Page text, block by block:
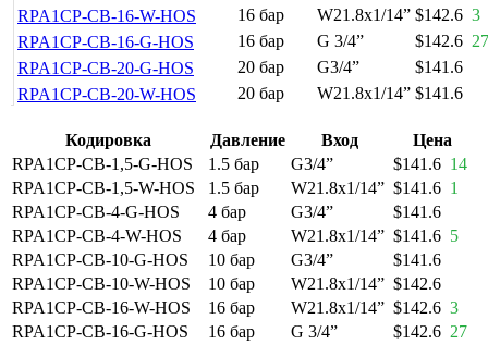
RPA1CP-CB-16-W-HOS
16 бар W21.8x1/14” $142.6 3
RPA1CP-CB-16-G-HOS
16 бар G 3/4” $142.6 27
RPA1CP-CB-20-G-HOS
20 бар G3/4”
$141.6
RPA1CP-CB-20-W-HOS
20 бар W21.8x1/14” $141.6
Кодировка Давление Вход
Цена
RPA1CP-CB-1,5-G-HOS
1.5 бар G3/4” $141.6 14
RPA1CP-CB-1,5-W-HOS
1.5 бар W21.8x1/14” $141.6 1
RPA1CP-CB-4-G-HOS
4 бар G3/4”
$141.6
RPA1CP-CB-4-W-HOS
4 бар W21.8x1/14” $141.6 5
RPA1CP-CB-10-G-HOS
10 бар G3/4”
$141.6
RPA1CP-CB-10-W-HOS
10 бар W21.8x1/14” $142.6
RPA1CP-CB-16-W-HOS
16 бар W21.8x1/14” $142.6 3
RPA1CP-CB-16-G-HOS
16 бар G 3/4” $142.6 27